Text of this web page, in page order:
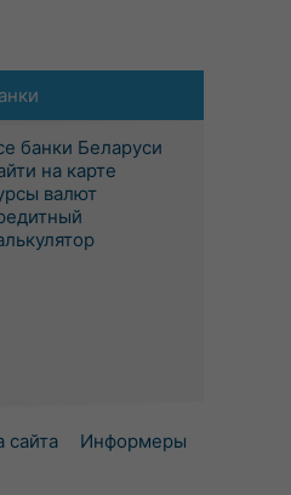
банки Беларуси
на карте
валют
сайта Информеры